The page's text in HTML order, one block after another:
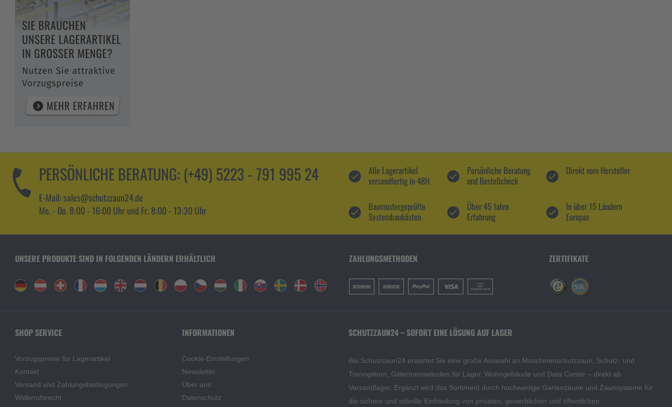
PERSÖNLICHE BERATUNG: (+49) 5223 - 791 995 24
E-Mail: sales@schutzzaun24.de
Mo. - Do. 8:00 - 16:00 Uhr und Fr. 8:00 - 13:30 Uhr
Alle Lagerartikel
versandfertig in 48H
Persönliche Beratung
und Bestellcheck
Direkt vom Hersteller
Baumustergeprüfte
Systembaukästen
Über 45 Jahre
Erfahrung
In über 15 Ländern
Europas
UNSERE PRODUKTE SIND IN FOLGENDEN LÄNDERN ERHÄLTLICH ZAHLUNGSMETHODEN ZERTIFIKATE
SHOP SERVICE
Vorzugspreise für Lagerartikel
Kontakt
Versand und Zahlungsbedingungen
Widerrufsrecht
INFORMATIONEN
Cookie-Einstellungen
Newsletter
Über uns
Datenschutz
SCHUTZZAUN24 – SOFORT EINE LÖSUNG AUF LAGER
Bei Schutzzaun24 erwartet Sie eine große Auswahl an Maschinenschutzzaun, Schutz- und
Trenngittern, Gittertrennwänden für Lager, Wohngebäude und Data Center – direkt ab
Versandlager. Ergänzt wird das Sortiment durch hochwertige Gartenzäune und Zaunsysteme für
die sichere und stilvolle Einfriedung von privaten, gewerblichen und öffentlichen